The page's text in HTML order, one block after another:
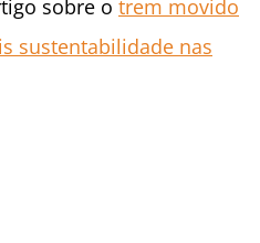
sobre o trem movido
sustentabilidade nas